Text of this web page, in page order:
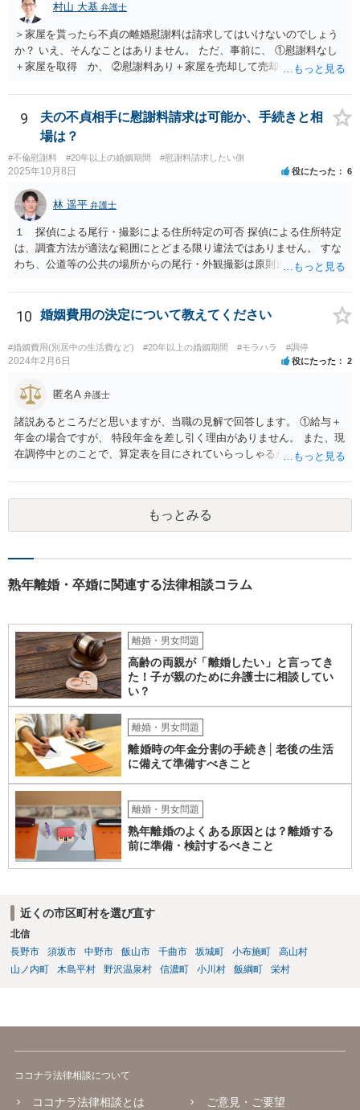
村山 大基 弁護士
＞家屋を貰ったら不貞の離婚慰謝料は請求してはいけないのでしょう
か？ いえ、そんなことはありません。 ただ、事前に、 ①慰謝料なし
＋家屋を取得 か、 ②慰謝料あり＋家屋を売却して売却代金を分ける
なら、慰謝料代わりに不動産全部もらう、はありだと思います。 ＞婚
姻費用は慰謝料とは別だと思うのですが 主人は世間の相場は200万や
とどうなんでしょうか？アドバイスお願いいたします。 婚姻費用につ
いては、おっしゃる通り別です。 なので、ご主人の主張通り慰謝料を
２００万円と考えるにしても、 婚姻費用＋慰謝料２００万円、が正し
いです。 その上で、このまま離婚に応じない場合、婚姻費用が月４万
円なら、５年と少し婚姻費用を貰い続ければ 婚姻費用だけでも２００
万円になりますので、早めに近所の弁護士に相談に行って対応につい
てアドバイスを受けてみましょう。
9
夫の不貞相手に慰謝料請求は可能か、手続きと相
場は？
#不倫慰謝料 #20年以上の婚姻期間 #慰謝料請求したい側
2025年10月8日 役にたった 6
林 遥平 弁護士
１ 探偵による尾行・撮影による住所特定の可否 探偵による住所特定
は、調査方法が適法な範囲にとどまる限り違法ではありません。 すな
わち、公道等の公共の場所からの尾行・外観撮影は原則適法であり、
への侵害行為は違法の可能性があります。したがって、夫が相手女性
と会う約束を取り付け、探偵が公道上から尾行・撮影して住所を割り
婚者であった場合の夫への慰謝料請求の可能性 相手女性が既婚である
場合、その配偶者は、夫と相手女性の双方に対して不貞行為に基づく
の事情があれば、過失の有無や慰謝料額に影響します。 ・相手女性が
的理由がある もっとも、相手女性が既婚であることを容易に確認でき
たにもかかわらず漫然と関係を続けた場合は、夫の過失が認められ、
慰謝料（50～150万円程度？）が発生し得ます。
10 婚姻費用の決定について教えてください
#婚姻費用(別居中の生活費など) #20年以上の婚姻期間 #モラハラ #調停
2024年2月6日 役にたった 2
匿名A 弁護士
諸説あるところだと思いますが、当職の見解で回答します。 ①給与＋
年金の場合ですが、 特段年金を差し引く理由がありません。 また、現
在調停中とのことで、算定表を目にされていらっしゃるかと思いま
与の場合、就労するために必要だとされる経費を控除しています。 年
金の場合は、この控除をする必要がありませんので、 詳しい計算式は
割愛しますが、 単純な足し算をした部分の表よりも多い金額が妥当と
いうことになります。 ②婚姻費用は相当額の半分10万円しか出さない
ば審判となりますが、 相手方の根拠のない主張に沿ったものになると
もっとみる
熟年離婚・卒婚に関連する法律相談コラム
離婚・男女問題
高齢の両親が「離婚したい」と言ってき
た！子が親のために弁護士に相談してい
い？
離婚・男女問題
離婚時の年金分割の手続き│老後の生活
に備えて準備すべきこと
離婚・男女問題
熟年離婚のよくある原因とは？離婚する
前に準備・検討するべきこと
近くの市区町村を選び直す
北信
長野市
須坂市 中野市 飯山市 千曲市 坂城町 小布施町
高山村
山ノ内町
木島平村 野沢温泉村 信濃町 小川村 飯綱町 栄村
ココナラ法律相談について
ココナラ法律相談とは ご意見・ご要望